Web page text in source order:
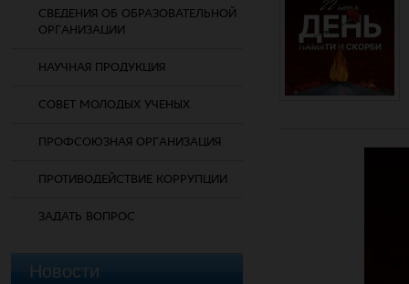
СВЕДЕНИЯ ОБ ОБРАЗОВАТЕЛЬНОЙ
ОРГАНИЗАЦИИ
НАУЧНАЯ ПРОДУКЦИЯ
СОВЕТ МОЛОДЫХ УЧЕНЫХ
ПРОФСОЮЗНАЯ ОРГАНИЗАЦИЯ
ПРОТИВОДЕЙСТВИЕ КОРРУПЦИИ
ЗАДАТЬ ВОПРОС
Новости